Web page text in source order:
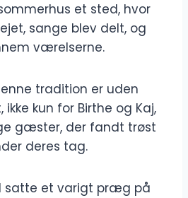
et sted, hvor
sange blev delt, og
værelserne.
tradition er uden
kun for Birthe og Kaj,
gæster, der fandt trøst
deres tag.
satte et varigt præg på